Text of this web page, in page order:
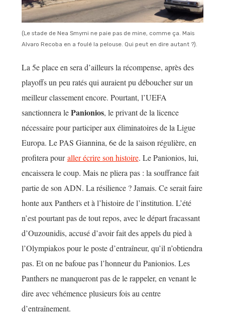
(Le stade de Nea Smyrni ne paie pas de mine, comme ça. Mais
Alvaro Recoba en a foulé la pelouse. Qui peut en dire autant ?).
La 5e place en sera d’ailleurs la récompense, après des
playoffs un peu ratés qui auraient pu déboucher sur un
meilleur classement encore. Pourtant, l’UEFA
sanctionnera lePanionios, le privant de la licence
nécessaire pour participer aux éliminatoires de la Ligue
Europa. Le PAS Giannina, 6e de la saison régulière, en
profitera pour aller écrire son histoire. Le Panionios, lui,
encaissera le coup. Mais ne pliera pas : la souffrance fait
partie de son ADN. La résilience ? Jamais. Ce serait faire
honte aux Panthers et à l’histoire de l’institution. L’été
n’est pourtant pas de tout repos, avec le départ fracassant
d’Ouzounidis, accusé d’avoir fait des appels du pied à
l’Olympiakos pour le poste d’entraîneur, qu’il n’obtiendra
pas. Et on ne bafoue pas l’honneur du Panionios. Les
Panthers ne manqueront pas de le rappeler, en venant le
dire avec véhémence plusieurs fois au centre
d’entraînement.